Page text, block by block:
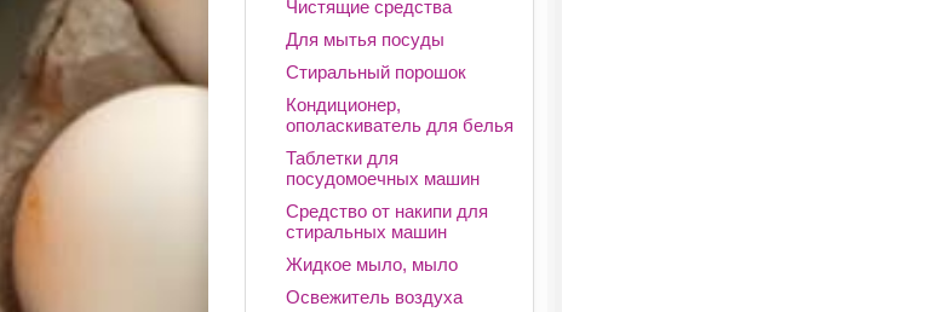
Чистящие средства
Для мытья посуды
Стиральный порошок
Кондиционер,
ополаскиватель для белья
Таблетки для
посудомоечных машин
Средство от накипи для
стиральных машин
Жидкое мыло, мыло
Освежитель воздуха